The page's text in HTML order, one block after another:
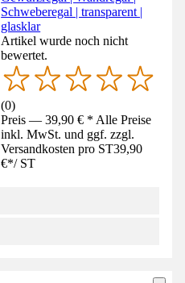
Schweberegal | transparent |
glasklar
Artikel wurde noch nicht
bewertet.
(0)
Preis — 39,90 € * Alle Preise
inkl. MwSt. und ggf. zzgl.
Versandkosten pro ST39,90
€*/ ST